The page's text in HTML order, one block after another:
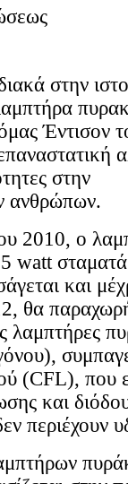
στην
Έντισον
στην
ανθρώπων.
2010, ο
watt
και
θα
λαμπτήρες
(CFL), που
και
περιέχουν